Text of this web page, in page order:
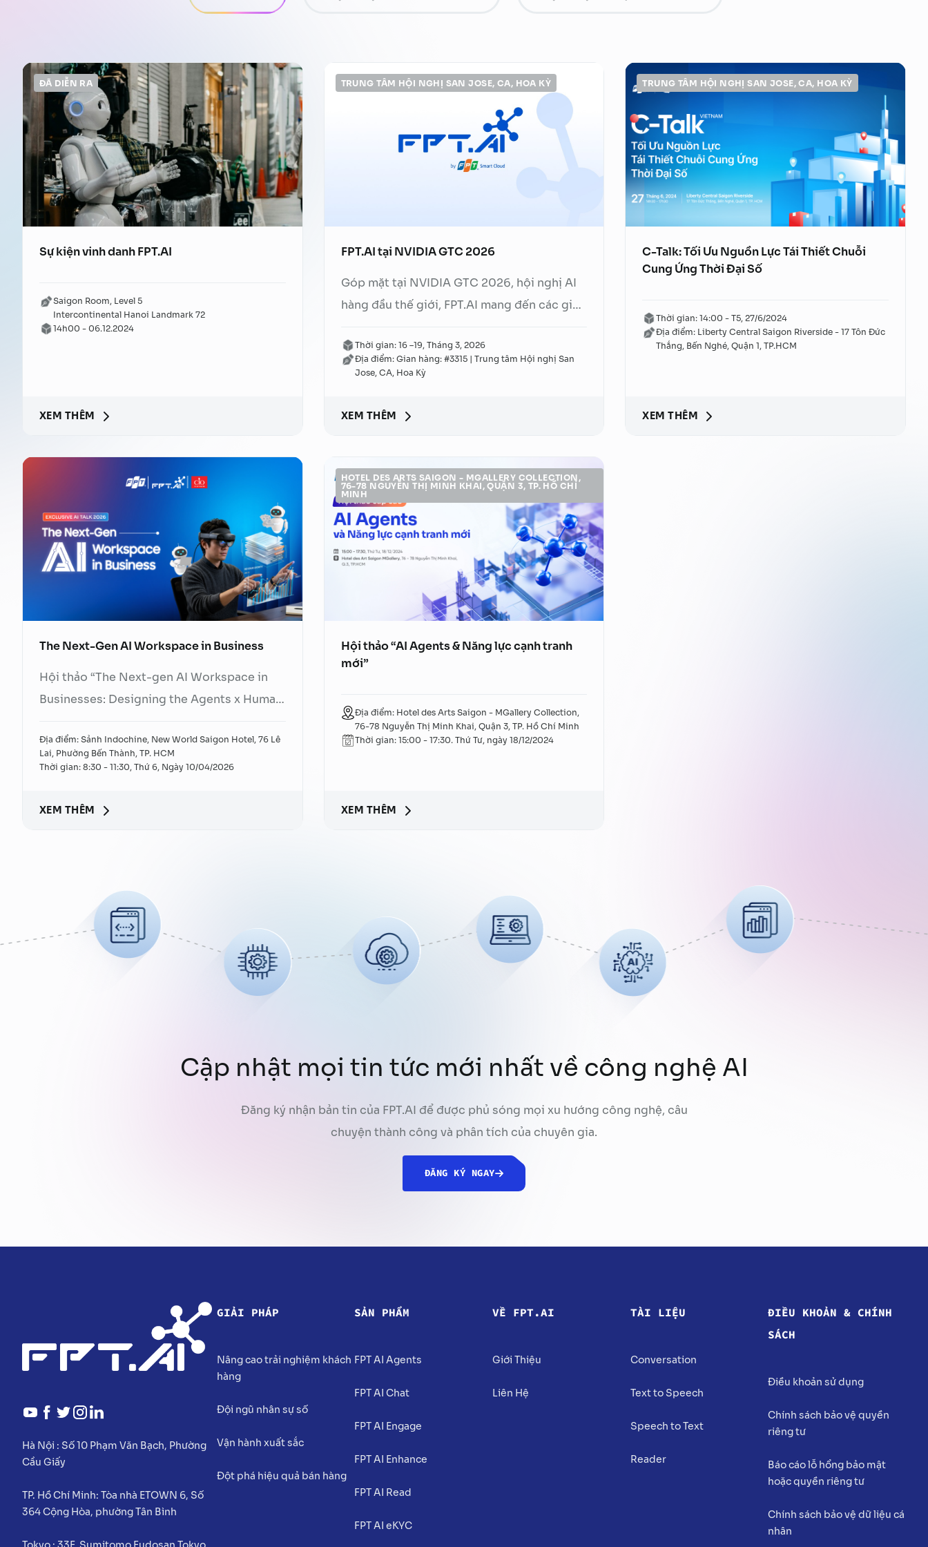
Định danh khách hàng
ĐÃ DIỄN RA
Sự kiện vinh danh FPT.AI
Saigon Room, Level 5
Intercontinental Hanoi Landmark 72
14h00 - 06.12.2024
XEM THÊM
TRUNG TÂM HỘI NGHỊ SAN JOSE, CA, HOA KỲ
FPT.AI tại NVIDIA GTC 2026
Góp mặt tại NVIDIA GTC 2026, hội nghị AI
hàng đầu thế giới, FPT.AI mang đến các giải
nhân hóa đào tạo; AI Agents – đội ngũ nhân
sự AI đa ngôn ngữ; cùng Vision Agents – hệ
Thời gian: 16 –19, Tháng 3, 2026
Địa điểm: Gian hàng: #3315 | Trung tâm Hội nghị San
Jose, CA, Hoa Kỳ
XEM THÊM
TRUNG TÂM HỘI NGHỊ SAN JOSE, CA, HOA KỲ
C-Talk: Tối Ưu Nguồn Lực Tái Thiết Chuỗi
Cung Ứng Thời Đại Số
Thời gian: 14:00 - T5, 27/6/2024
Địa điểm: Liberty Central Saigon Riverside - 17 Tôn Đức
Thắng, Bến Nghé, Quận 1, TP.HCM
XEM THÊM
The Next-Gen AI Workspace in Business
Hội thảo “The Next-gen AI Workspace in
Businesses: Designing the Agents x Human
Việt Nam sẽ mang đến góc nhìn thực tiễn
về cách doanh nghiệp thiết kế lại cách làm
Địa điểm: Sảnh Indochine, New World Saigon Hotel, 76 Lê
Lai, Phường Bến Thành, TP. HCM
Thời gian: 8:30 - 11:30, Thứ 6, Ngày 10/04/2026
XEM THÊM
HOTEL DES ARTS SAIGON - MGALLERY COLLECTION,
76-78 NGUYỄN THỊ MINH KHAI, QUẬN 3, TP. HỒ CHÍ
MINH
Hội thảo “AI Agents & Năng lực cạnh tranh
mới”
Địa điểm: Hotel des Arts Saigon - MGallery Collection,
76-78 Nguyễn Thị Minh Khai, Quận 3, TP. Hồ Chí Minh
Thời gian: 15:00 - 17:30. Thứ Tư, ngày 18/12/2024
XEM THÊM
Cập nhật mọi tin tức mới nhất về công nghệ AI
Đăng ký nhận bản tin của FPT.AI để được phủ sóng mọi xu hướng công nghệ, câu
chuyện thành công và phân tích của chuyên gia.
ĐĂNG KÝ NGAY
Hà Nội : Số 10 Phạm Văn Bạch, Phường
Cầu Giấy
TP. Hồ Chí Minh:Tòa nhà ETOWN 6, Số
364 Cộng Hòa, phường Tân Bình
GIẢI PHÁP
Nâng cao trải nghiệm khách
hàng
Đội ngũ nhân sự số
Vận hành xuất sắc
Đột phá hiệu quả bán hàng
SẢN PHẨM
FPT AI Agents
FPT AI Chat
FPT AI Engage
FPT AI Enhance
FPT AI Read
FPT AI eKYC
VỀ FPT.AI
Giới Thiệu
Liên Hệ
TÀI LIỆU
Conversation
Text to Speech
Speech to Text
Reader
ĐIỀU KHOẢN & CHÍNH
SÁCH
Điều khoản sử dụng
Chính sách bảo vệ quyền
riêng tư
Báo cáo lỗ hổng bảo mật
hoặc quyền riêng tư
Chính sách bảo vệ dữ liệu cá
nhân